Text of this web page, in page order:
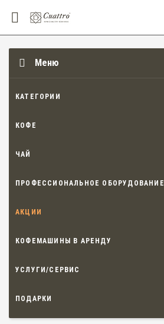
Меню
КАТЕГОРИИ
КОФЕ
ЧАЙ
ПРОФЕССИОНАЛЬНОЕ ОБОРУДОВАНИЕ
АКЦИИ
КОФЕМАШИНЫ В АРЕНДУ
УСЛУГИ/СЕРВИС
ПОДАРКИ